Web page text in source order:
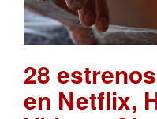
28
en Netflix,